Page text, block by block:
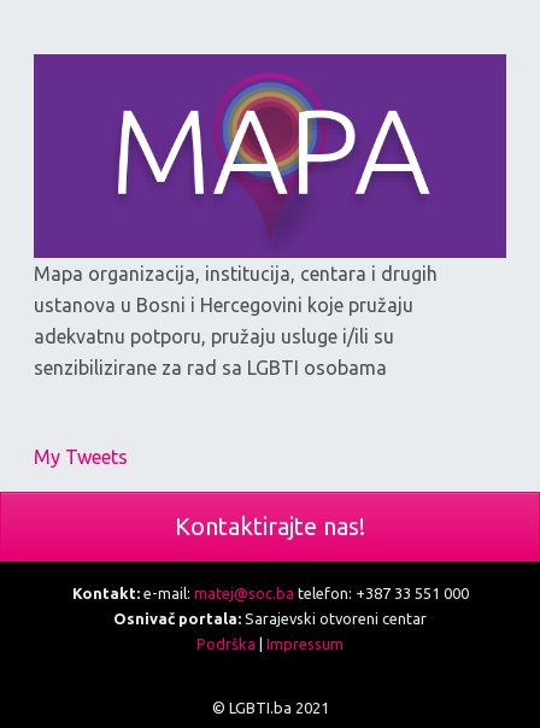
Mapa organizacija, institucija, centara i drugih
ustanova u Bosni i Hercegovini koje pružaju
adekvatnu potporu, pružaju usluge i/ili su
senzibilizirane za rad sa LGBTI osobama
My Tweets
Kontaktirajte nas!
Kontakt:e-mail: matej@soc.ba telefon: +387 33 551 000
Osnivač portala: Sarajevski otvoreni centar
Podrška | Impressum
© LGBTI.ba 2021